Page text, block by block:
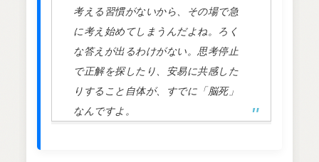
考える習慣がないから、その場で急
に考え始めてしまうんだよね。ろく
な答えが出るわけがない。思考停止
で正解を探したり、安易に共感した
りすること自体が、すでに「脳死」
なんですよ。